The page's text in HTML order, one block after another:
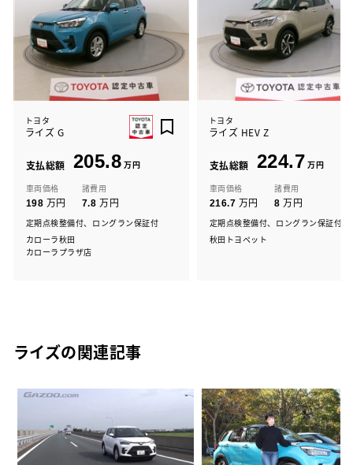
トヨタ
ライズ G
支払総額 205.8 万円
車両価格
198 万円
諸費用
7.8 万円
定期点検整備付、ロングラン保証付
カローラ秋田
カローラプラザ店
トヨタ
ライズ HEV Z
支払総額 224.7 万円
車両価格
216.7 万円
諸費用
8 万円
定期点検整備付、ロングラン保証付
秋田トヨペット
ライズの関連記事